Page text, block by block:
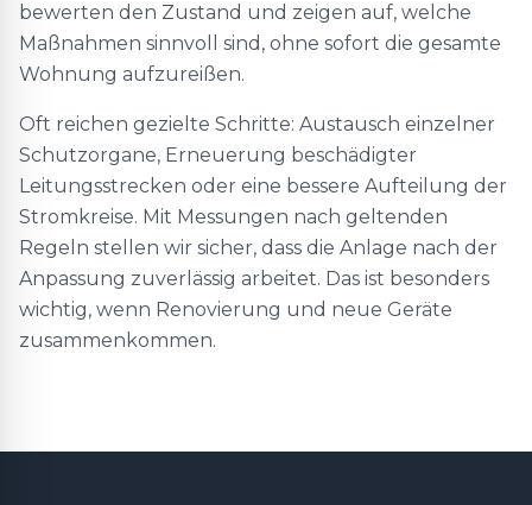
bewerten den Zustand und zeigen auf, welche
Maßnahmen sinnvoll sind, ohne sofort die gesamte
Wohnung aufzureißen.
Oft reichen gezielte Schritte: Austausch einzelner
Schutzorgane, Erneuerung beschädigter
Leitungsstrecken oder eine bessere Aufteilung der
Stromkreise. Mit Messungen nach geltenden
Regeln stellen wir sicher, dass die Anlage nach der
Anpassung zuverlässig arbeitet. Das ist besonders
wichtig, wenn Renovierung und neue Geräte
zusammenkommen.